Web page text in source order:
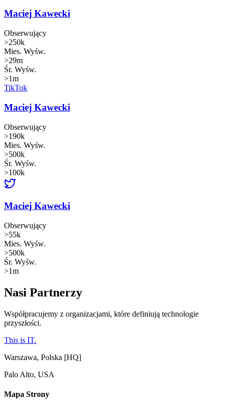
Maciej Kawecki
Obserwujący
>250k
Mies. Wyśw.
>29m
Śr. Wyśw.
>1m
TikTok
Maciej Kawecki
Obserwujący
>190k
Mies. Wyśw.
>500k
Śr. Wyśw.
>100k
Maciej Kawecki
Obserwujący
>55k
Mies. Wyśw.
>500k
Śr. Wyśw.
>1m
Nasi Partnerzy
Współpracujemy z organizacjami, które definiują technologie
przyszłości.
This is IT.
Warszawa, Polska [HQ]
Palo Alto, USA
Mapa Strony